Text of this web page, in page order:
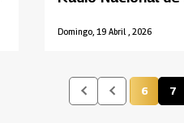
Domingo, 19 Abril , 2026
Página
6 7